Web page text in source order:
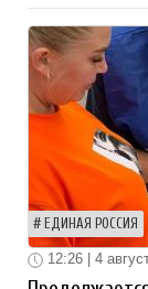
ЕДИНАЯ РОССИЯ
12:26 | 4